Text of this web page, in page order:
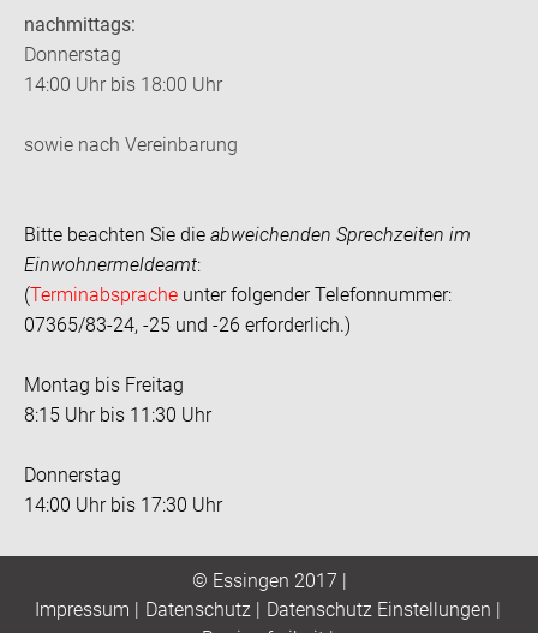
nachmittags:
Donnerstag
14:00 Uhr bis 18:00 Uhr
sowie nach Vereinbarung
Bitte beachten Sie die abweichenden Sprechzeiten im
Einwohnermeldeamt:
(Terminabsprache unter folgender Telefonnummer:
07365/83-24, -25 und -26 erforderlich.)
Montag bis Freitag
8:15 Uhr bis 11:30 Uhr
Donnerstag
14:00 Uhr bis 17:30 Uhr
© Essingen 2017 |
Impressum | Datenschutz| Datenschutz Einstellungen |